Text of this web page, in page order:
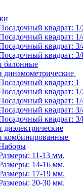
квадрат: 1/
квадрат: 1/
квадрат: 3/
квадрат: 3/
балонные
квадрат: 1
квадрат: 1/
квадрат: 1/
квадрат: 3/
квадрат: 3/
комбинированные
11-13 мм.
14-16 мм.
17-19 мм.
20-30 мм.